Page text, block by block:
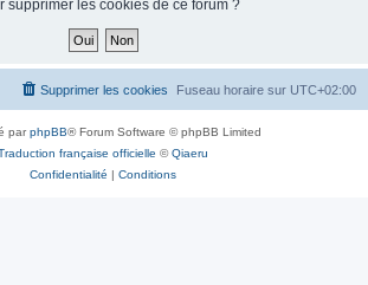
supprimer les cookies de ce forum ?
Fuseau horaire sur UTC+02:00
Supprimer les cookies
parphpBB® Forum Software © phpBB Limited
française officielle ©Qiaeru
Confidentialité | Conditions